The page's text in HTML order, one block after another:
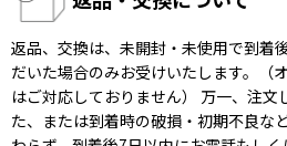
返品、交換は、未開封・未使用で到着
だいた場合のみお受けいたします。（
はご対応しておりません） 万一、注
た、または到着時の破損・初期不良な